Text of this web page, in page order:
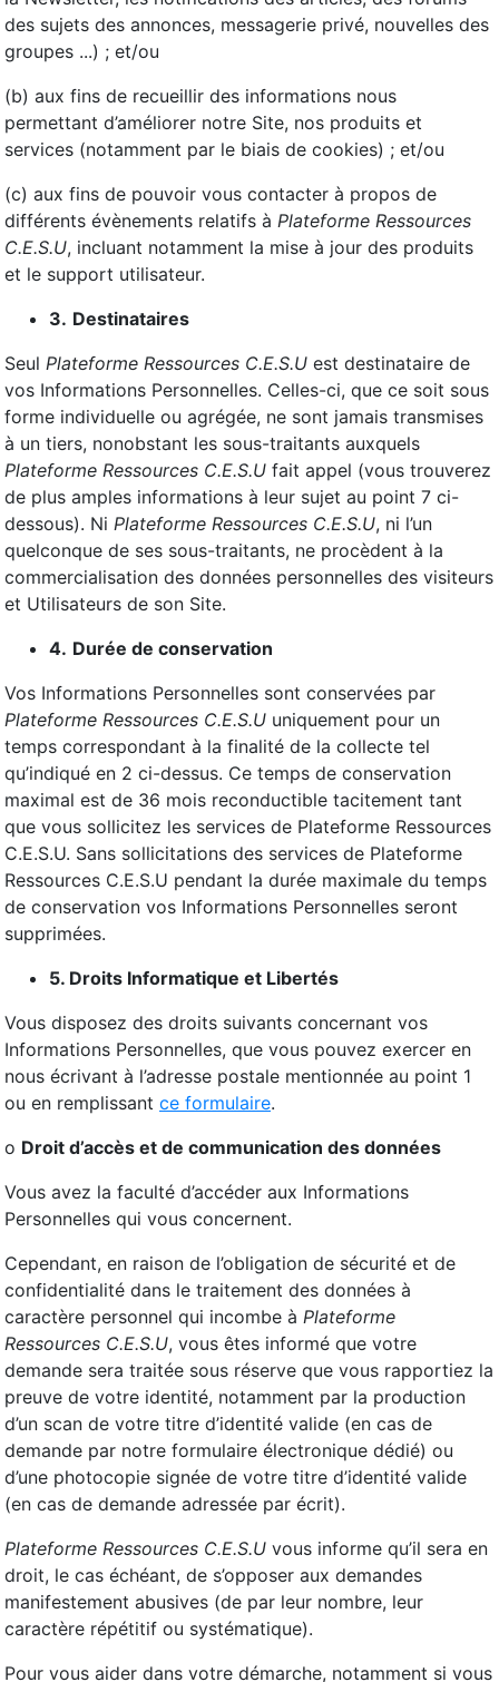
des sujets des annonces, messagerie privé, nouvelles des
groupes ...) ; et/ou
(b) aux fins de recueillir des informations nous
permettant d’améliorer notre Site, nos produits et
services (notamment par le biais de cookies) ; et/ou
(c) aux fins de pouvoir vous contacter à propos de
différents évènements relatifs à Plateforme Ressources
C.E.S.U, incluant notamment la mise à jour des produits
et le support utilisateur.
3. Destinataires
Seul Plateforme Ressources C.E.S.U est destinataire de
vos Informations Personnelles. Celles-ci, que ce soit sous
forme individuelle ou agrégée, ne sont jamais transmises
à un tiers, nonobstant les sous-traitants auxquels
Plateforme Ressources C.E.S.U fait appel (vous trouverez
de plus amples informations à leur sujet au point 7 ci-
dessous). Ni Plateforme Ressources C.E.S.U, ni l’un
quelconque de ses sous-traitants, ne procèdent à la
commercialisation des données personnelles des visiteurs
et Utilisateurs de son Site.
4. Durée de conservation
Vos Informations Personnelles sont conservées par
Plateforme Ressources C.E.S.U uniquement pour un
temps correspondant à la finalité de la collecte tel
qu’indiqué en 2 ci-dessus. Ce temps de conservation
maximal est de 36 mois reconductible tacitement tant
que vous sollicitez les services de Plateforme Ressources
C.E.S.U. Sans sollicitations des services de Plateforme
Ressources C.E.S.U pendant la durée maximale du temps
de conservation vos Informations Personnelles seront
supprimées.
5. Droits Informatique et Libertés
Vous disposez des droits suivants concernant vos
Informations Personnelles, que vous pouvez exercer en
nous écrivant à l’adresse postale mentionnée au point 1
ou en remplissant ce formulaire.
o Droit d’accès et de communication des données
Vous avez la faculté d’accéder aux Informations
Personnelles qui vous concernent.
Cependant, en raison de l’obligation de sécurité et de
confidentialité dans le traitement des données à
caractère personnel qui incombe à Plateforme
Ressources C.E.S.U, vous êtes informé que votre
demande sera traitée sous réserve que vous rapportiez la
preuve de votre identité, notamment par la production
d’un scan de votre titre d’identité valide (en cas de
demande par notre formulaire électronique dédié) ou
d’une photocopie signée de votre titre d’identité valide
(en cas de demande adressée par écrit).
Plateforme Ressources C.E.S.U vous informe qu’il sera en
droit, le cas échéant, de s’opposer aux demandes
manifestement abusives (de par leur nombre, leur
caractère répétitif ou systématique).
Pour vous aider dans votre démarche, notamment si vous